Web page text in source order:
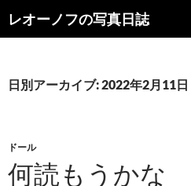
レオーノフの写真日誌
索
ン
キ
ッ
プ
日別アーカイブ: 2022年2月11日
ドール
何読もうかな